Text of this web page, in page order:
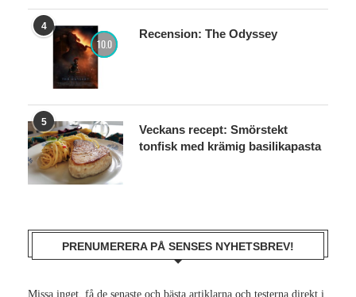
4
10.0
Recension: The Odyssey
5
Veckans recept: Smörstekt
tonfisk med krämig basilikapasta
PRENUMERERA PÅ SENSES NYHETSBREV!
Missa inget, få de senaste och bästa artiklarna och testerna direkt i